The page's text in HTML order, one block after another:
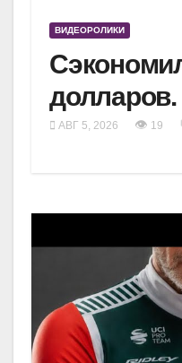
ВИДЕОРОЛИКИ
АВГ 5, 2026 👁 19